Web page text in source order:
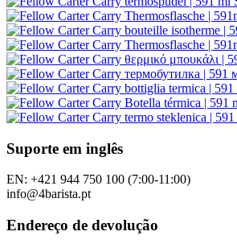
Suporte em inglês
EN: +421 944 750 100 (7:00-11:00)
info@4barista.pt
Endereço de devolução